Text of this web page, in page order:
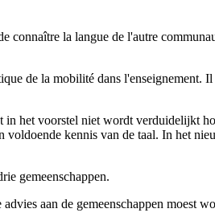
la langue de l'autre
de la mobilité dans l'enseignement.
het voorstel niet wordt verduidelijkt
kennis van de taal. In het
gemeenschappen.
aan de gemeenschappen moest